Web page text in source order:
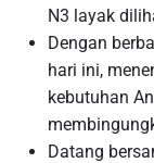
N3 layak
Dengan
hari ini,
kebutuhan
Datang